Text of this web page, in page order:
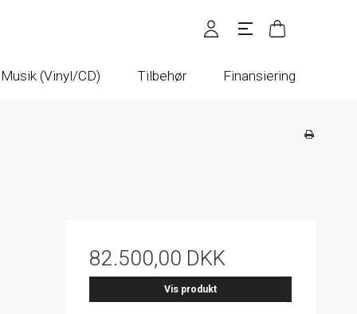
Musik (Vinyl/CD) Tilbehør Finansiering
82.500,00 DKK
Vis produkt